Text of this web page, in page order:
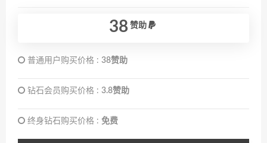
38 赞助
普通用户购买价格 : 38赞助
钻石会员购买价格 : 3.8赞助
终身钻石购买价格 : 免费